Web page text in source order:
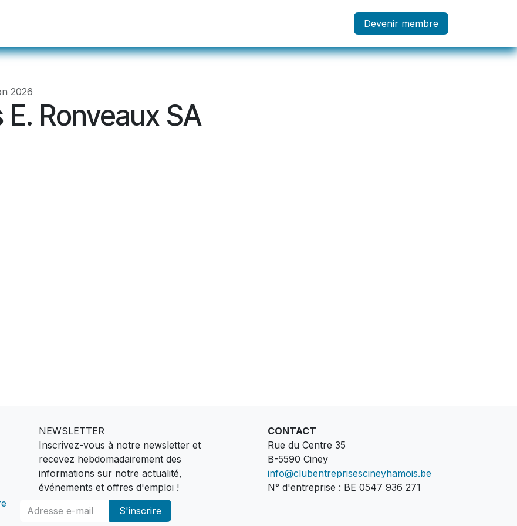
Devenir membre
2026
E. Ronveaux SA
NEWSLETTER
Inscrivez-vous à notre newsletter et
recevez hebdomadairement des
informations sur notre actualité,
événements et offres d'emploi !
CONTACT
Rue du Centre 35
B-5590 Ciney
info@clubentreprisescineyhamois.be
N° d'entreprise : BE 0547 936 271
S'inscrire